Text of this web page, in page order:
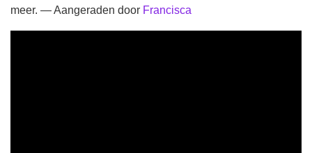
meer. — Aangeraden door Francisca